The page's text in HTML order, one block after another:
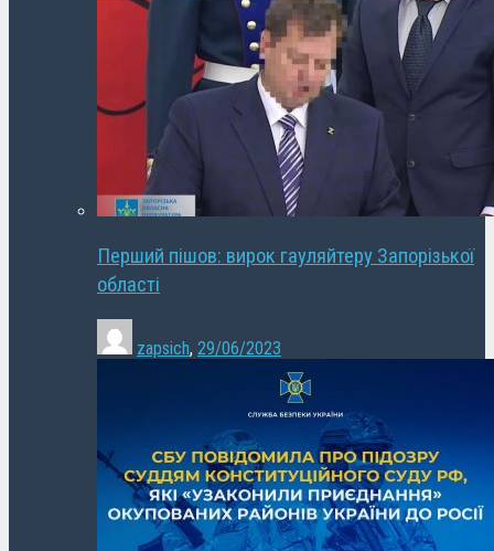
Перший пішов: вирок гауляйтеру Запорізької
області
zapsich, 29/06/2023